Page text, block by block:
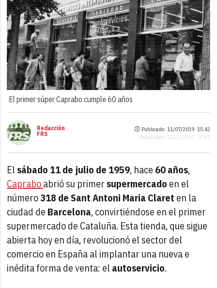
El primer súper Caprabo cumple 60 años
Redacción
FRS
Publicado: 11/07/2019 ·15:42
Actualizado: 11/07/2019 · 15:42
El sábado 11 de julio de 1959, hace 60 años,
Capraboabrió su primer supermercado en el
número318 de Sant Antoni Maria Claret en la
ciudad de Barcelona, convirtiéndose en el primer
supermercado de Cataluña. Esta tienda, que sigue
abierta hoy en día, revolucionó el sector del
comercio en España al implantar una nueva e
inédita forma de venta: el autoservicio.